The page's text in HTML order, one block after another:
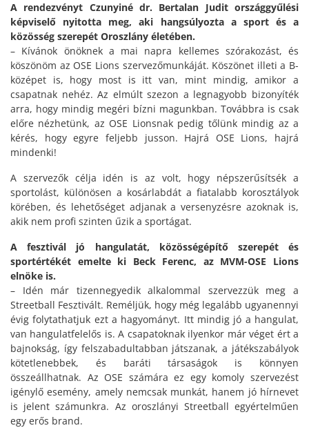
A rendezvényt Czunyiné dr. Bertalan Judit országgyűlési
képviselő nyitotta meg, aki hangsúlyozta a sport és a
közösség szerepét Oroszlány életében.
– Kívánok önöknek a mai napra kellemes szórakozást, és
köszönöm az OSE Lions szervezőmunkáját. Köszönet illeti a B-
középet is, hogy most is itt van, mint mindig, amikor a
csapatnak nehéz. Az elmúlt szezon a legnagyobb bizonyíték
arra, hogy mindig megéri bízni magunkban. Továbbra is csak
előre nézhetünk, az OSE Lionsnak pedig tőlünk mindig az a
kérés, hogy egyre feljebb jusson. Hajrá OSE Lions, hajrá
mindenki!
A szervezők célja idén is az volt, hogy népszerűsítsék a
sportolást, különösen a kosárlabdát a fiatalabb korosztályok
körében, és lehetőséget adjanak a versenyzésre azoknak is,
akik nem profi szinten űzik a sportágat.
A fesztivál jó hangulatát, közösségépítő szerepét és
sportértékét emelte ki Beck Ferenc, az MVM-OSE Lions
elnöke is.
– Idén már tizennegyedik alkalommal szervezzük meg a
Streetball Fesztivált. Reméljük, hogy még legalább ugyanennyi
évig folytathatjuk ezt a hagyományt. Itt mindig jó a hangulat,
van hangulatfelelős is. A csapatoknak ilyenkor már véget ért a
bajnokság, így felszabadultabban játszanak, a játékszabályok
kötetlenebbek, és baráti társaságok is könnyen
összeállhatnak. Az OSE számára ez egy komoly szervezést
igénylő esemény, amely nemcsak munkát, hanem jó hírnevet
is jelent számunkra. Az oroszlányi Streetball egyértelműen
egy erős brand.